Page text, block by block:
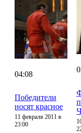
04:08
Победители
носят красное
11 февраля 2011 в
23:00